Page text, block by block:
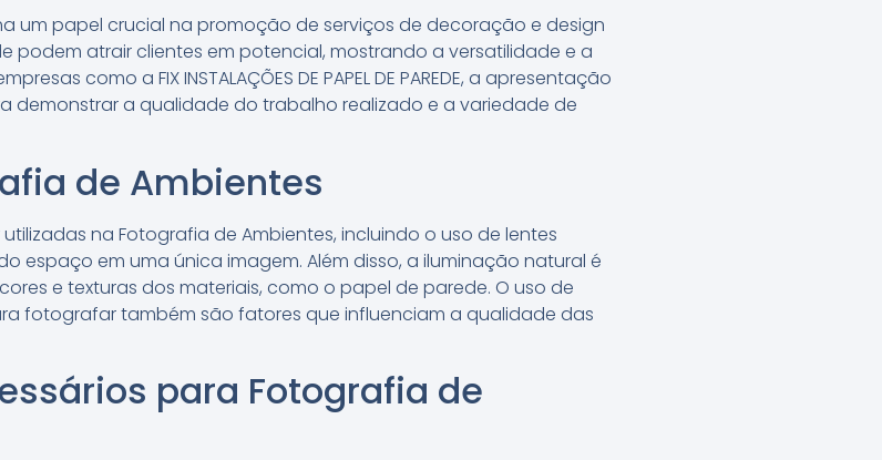
um papel crucial na promoção de serviços de decoração e design
podem atrair clientes em potencial, mostrando a versatilidade e a
como a FIX INSTALAÇÕES DE PAPEL DE PAREDE, a apresentação
demonstrar a qualidade do trabalho realizado e a variedade de
de Ambientes
na Fotografia de Ambientes, incluindo o uso de lentes
espaço em uma única imagem. Além disso, a iluminação natural é
e texturas dos materiais, como o papel de parede. O uso de
fotografar também são fatores que influenciam a qualidade das
para Fotografia de